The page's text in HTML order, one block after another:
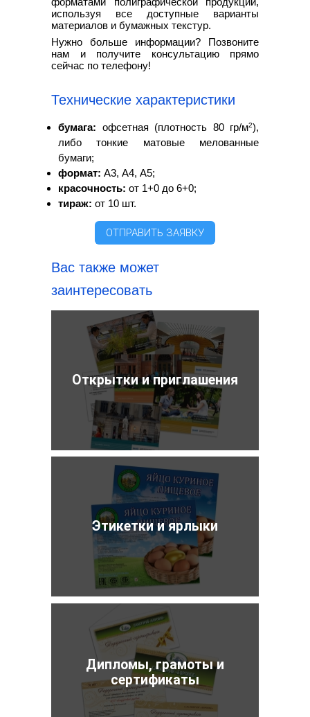
используя все доступные варианты
материалов и бумажных текстур.
Нужно больше информации? Позвоните
нам и получите консультацию прямо
сейчас по телефону!
Технические характеристики
бумага: офсетная (плотность 80 гр/м2),
либо тонкие матовые мелованные
бумаги;
формат: А3, А4, А5;
красочность: от 1+0 до 6+0;
тираж: от 10 шт.
ОТПРАВИТЬ ЗАЯВКУ
Вас также может
заинтересовать
Открытки и приглашения
Этикетки и ярлыки
Дипломы, грамоты и
сертификаты